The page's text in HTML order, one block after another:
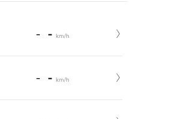
- - km/h
- - km/h